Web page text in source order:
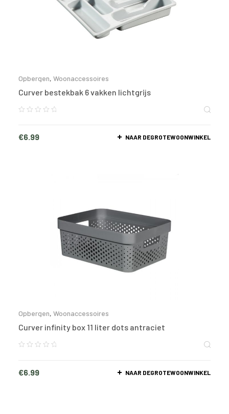
Opbergen, Woonaccessoires
Curver bestekbak 6 vakken lichtgrijs
€6.99 NAAR DEGROTEWOONWINKEL
Opbergen, Woonaccessoires
Curver infinity box 11 liter dots antraciet
€6.99 NAAR DEGROTEWOONWINKEL